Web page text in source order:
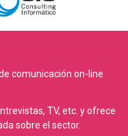
comunicación on-line
TV, etc. y ofrece
sobre el sector.